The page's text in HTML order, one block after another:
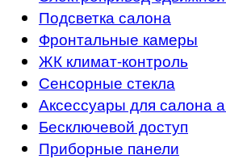
Подсветка салона
Фронтальные камеры
ЖК климат-контроль
Сенсорные стекла
Аксессуары для салона
Бесключевой доступ
Приборные панели